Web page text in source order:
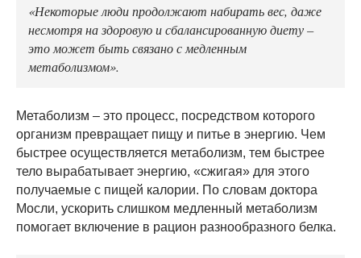
«Некоторые люди продолжают набирать вес, даже
несмотря на здоровую и сбалансированную диету –
это может быть связано с медленным
метаболизмом».
Метаболизм – это процесс, посредством которого
организм превращает пищу и питье в энергию. Чем
быстрее осуществляется метаболизм, тем быстрее
тело вырабатывает энергию, «сжигая» для этого
получаемые с пищей калории. По словам доктора
Мосли, ускорить слишком медленный метаболизм
помогает включение в рацион разнообразного белка.